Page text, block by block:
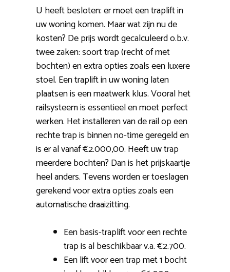
U heeft besloten: er moet een traplift in
uw woning komen. Maar wat zijn nu de
kosten? De prijs wordt gecalculeerd o.b.v.
twee zaken: soort trap (recht of met
bochten) en extra opties zoals een luxere
stoel. Een traplift in uw woning laten
plaatsen is een maatwerk klus. Vooral het
railsysteem is essentieel en moet perfect
werken. Het installeren van de rail op een
rechte trap is binnen no-time geregeld en
is er al vanaf €2.000,00. Heeft uw trap
meerdere bochten? Dan is het prijskaartje
heel anders. Tevens worden er toeslagen
gerekend voor extra opties zoals een
automatische draaizitting.
Een basis-traplift voor een rechte
trap is al beschikbaar v.a. €2.700.
Een lift voor een trap met 1 bocht